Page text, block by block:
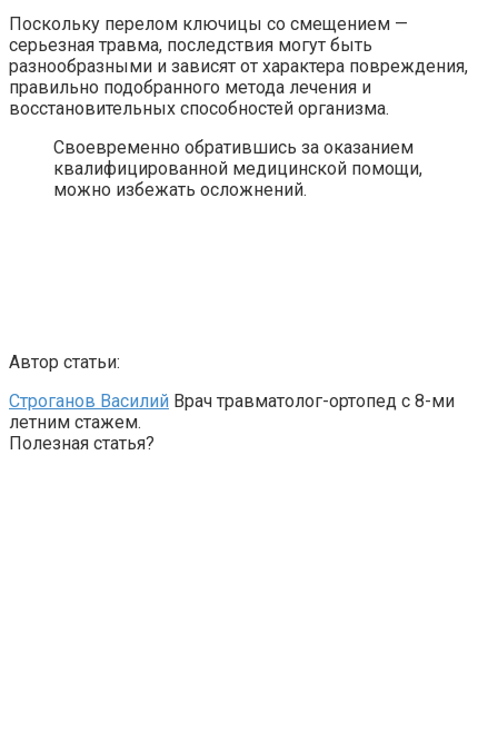
Поскольку перелом ключицы со смещением —
серьезная травма, последствия могут быть
разнообразными и зависят от характера повреждения,
правильно подобранного метода лечения и
восстановительных способностей организма.
Своевременно обратившись за оказанием
квалифицированной медицинской помощи,
можно избежать осложнений.
Автор статьи:
Строганов Василий Врач травматолог-ортопед с 8-ми
летним стажем.
Полезная статья?